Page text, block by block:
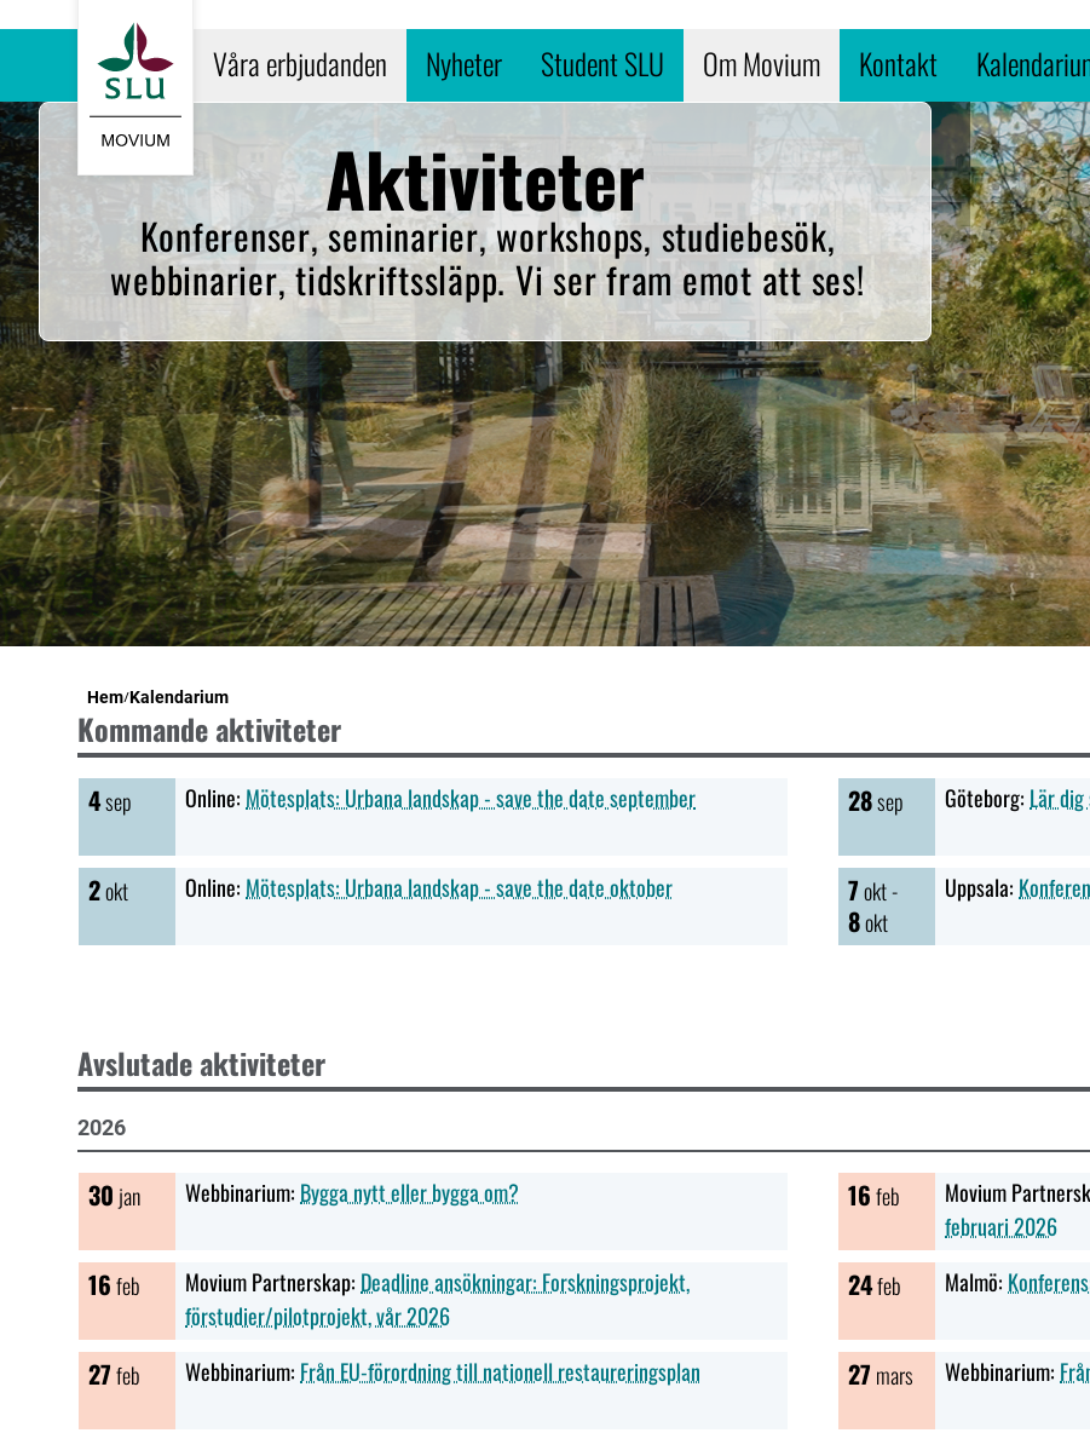
Gå till startsidan
Våra erbjudanden Nyheter Student SLU Om Movium Kontakt
Aktiviteter
Konferenser, seminarier, workshops, studiebesök,
webbinarier, tidskriftssläpp. Vi ser fram emot att ses!
Hem Kalendarium
Kommande aktiviteter
4sep Online: Mötesplats: Urbana landskap - save the date september 28sep Göteborg: Lär
2okt Online: Mötesplats: Urbana landskap - save the date oktober 7okt -
8okt
Uppsala:
Avslutade aktiviteter
2026
30 jan Webbinarium: Bygga nytt eller bygga om? 16feb Movium
februari 2026
16feb Movium Partnerskap: Deadline ansökningar: Forskningsprojekt,
förstudier/pilotprojekt, vår 2026
24feb Malmö:
27feb Webbinarium: Från EU-förordning till nationell restaureringsplan 27 mars Webbinarium: